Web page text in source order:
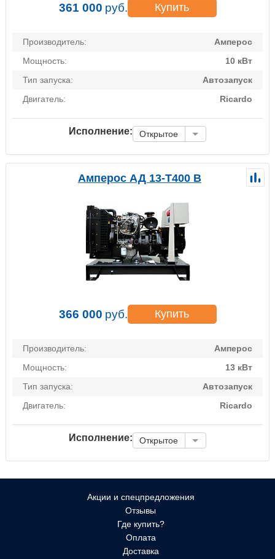
361 000 руб. Купить
Производитель:
Амперос
Мощность:
10 кВт
Тип запуска:
Автозапуск
Двигатель:
Ricardo
Исполнение: Открытое
Амперос АД 13-Т400 B
366 000 руб. Купить
Производитель:
Амперос
Мощность:
13 кВт
Тип запуска:
Автозапуск
Двигатель:
Ricardo
Исполнение: Открытое
Акции и спецпредложения
Отзывы
Где купить?
Оплата
Доставка